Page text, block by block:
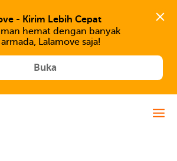
- Kirim Lebih Cepat
hemat dengan banyak
Buka